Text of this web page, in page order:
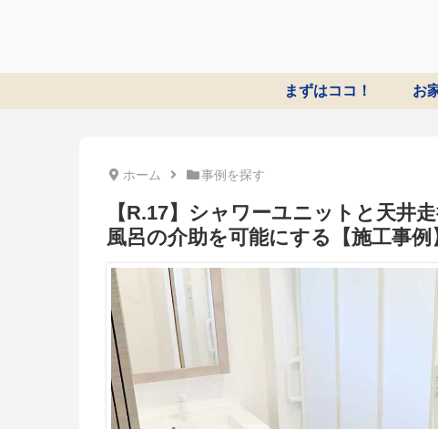
まずはココ！ お
ホーム 事例を探す
【R.17】シャワーユニットと天井
風呂の介助を可能にする【施工事例